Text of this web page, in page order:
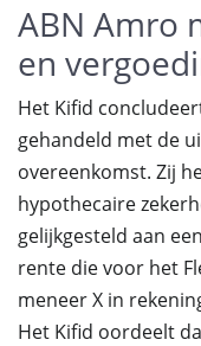
ABN Amro
en
Het Kifid
gehandeld met de
overeenkomst. Zij
hypothecaire
gelijkgesteld aan
rente die voor het
meneer X in
Het Kifid oordeelt